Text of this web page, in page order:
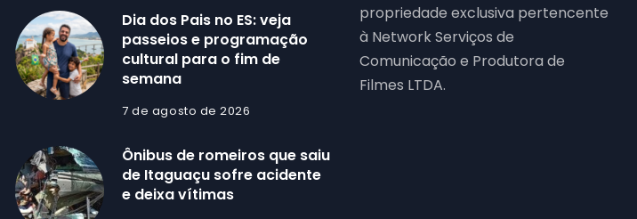
Dia dos Pais no ES: veja
passeios e programação
cultural para o fim de
semana
7 de agosto de 2026
Ônibus de romeiros que saiu
de Itaguaçu sofre acidente
e deixa vítimas
propriedade exclusiva pertencente
à Network Serviços de
Comunicação e Produtora de
Filmes LTDA.